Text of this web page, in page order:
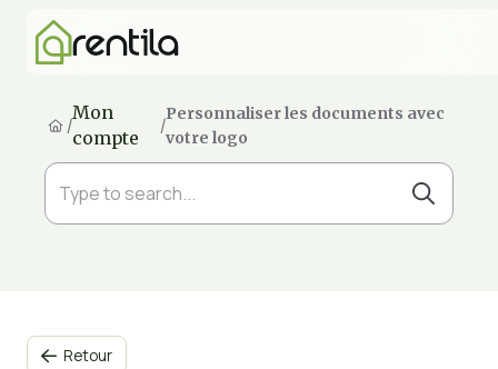
/
Mon
compte
/
Personnaliser les documents avec
votre logo
 Retour